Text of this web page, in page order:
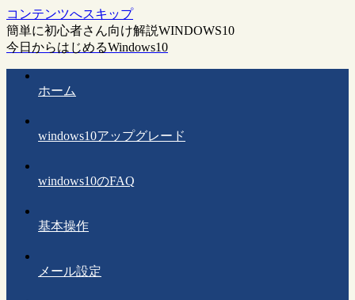
コンテンツへスキップ
簡単に初心者さん向け解説WINDOWS10
今日からはじめるWindows10
ホーム
windows10アップグレード
windows10のFAQ
基本操作
メール設定